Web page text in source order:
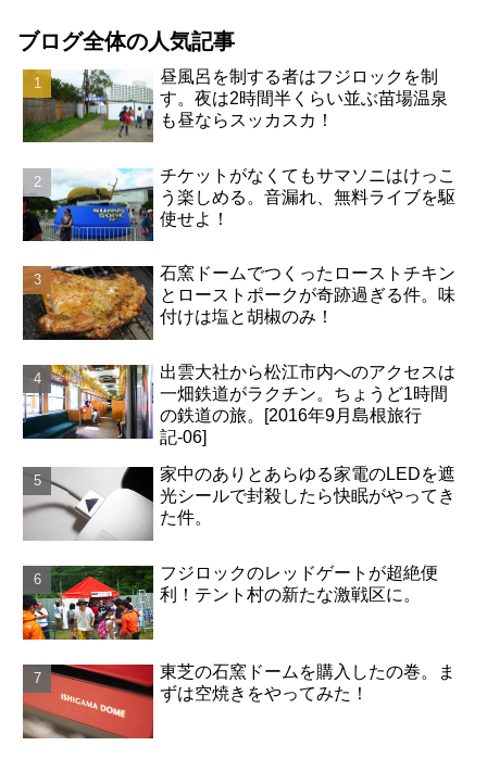
ブログ全体の人気記事
昼風呂を制する者はフジロックを制
す。夜は2時間半くらい並ぶ苗場温泉
も昼ならスッカスカ！
チケットがなくてもサマソニはけっこ
う楽しめる。音漏れ、無料ライブを駆
使せよ！
石窯ドームでつくったローストチキン
とローストポークが奇跡過ぎる件。味
付けは塩と胡椒のみ！
出雲大社から松江市内へのアクセスは
一畑鉄道がラクチン。ちょうど1時間
の鉄道の旅。[2016年9月島根旅行
記-06]
家中のありとあらゆる家電のLEDを遮
光シールで封殺したら快眠がやってき
た件。
フジロックのレッドゲートが超絶便
利！テント村の新たな激戦区に。
東芝の石窯ドームを購入したの巻。ま
ずは空焼きをやってみた！